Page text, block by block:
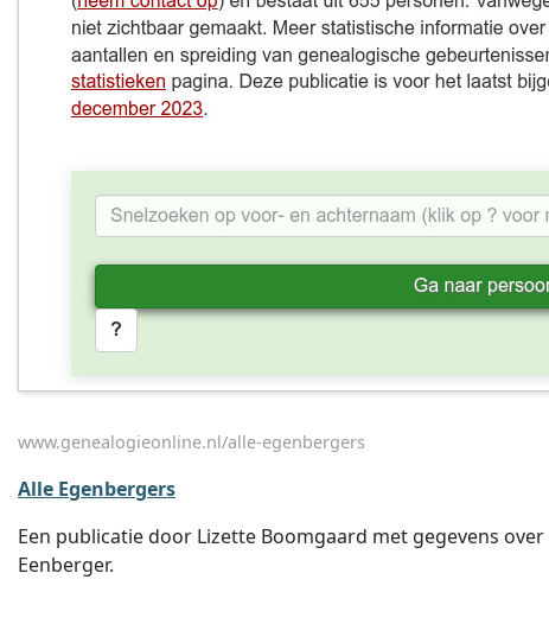
www.genealogieonline.nl/alle-egenbergers
Alle Egenbergers
Een publicatie door Lizette Boomgaard met gegevens
Eenberger.